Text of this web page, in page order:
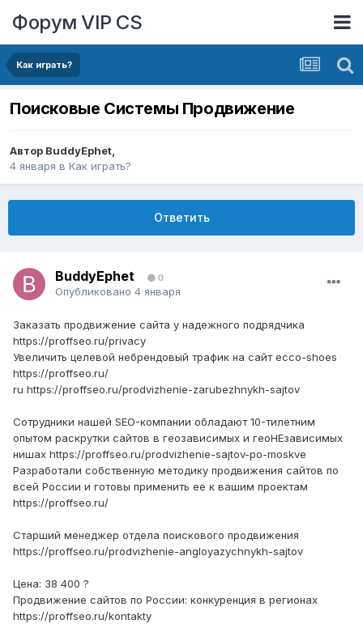
Форум VIP CS
Как играть?
Поисковые Системы Продвижение
Автор BuddyEphet,
4 января в Как играть?
Ответить
BuddyEphet 0
Опубликовано 4 января
Заказать продвижение сайта у надежного подрядчика
https://proffseo.ru/privacy
Увеличить целевой небрендовый трафик на сайт ecco-shoes
https://proffseo.ru/
ru https://proffseo.ru/prodvizhenie-zarubezhnykh-sajtov
Сотрудники нашей SEO-компании обладают 10-тилетним
опытом раскрутки сайтов в геозависимых и геоНЕзависимых
нишах https://proffseo.ru/prodvizhenie-sajtov-po-moskve
Разработали собственную методику продвижения сайтов по
всей России и готовы применить ее к вашим проектам
https://proffseo.ru/
Старший менеджер отдела поискового продвижения
https://proffseo.ru/prodvizhenie-angloyazychnykh-sajtov
Цена: 38 400 ?
Продвижение сайтов по России: конкуренция в регионах
https://proffseo.ru/kontakty